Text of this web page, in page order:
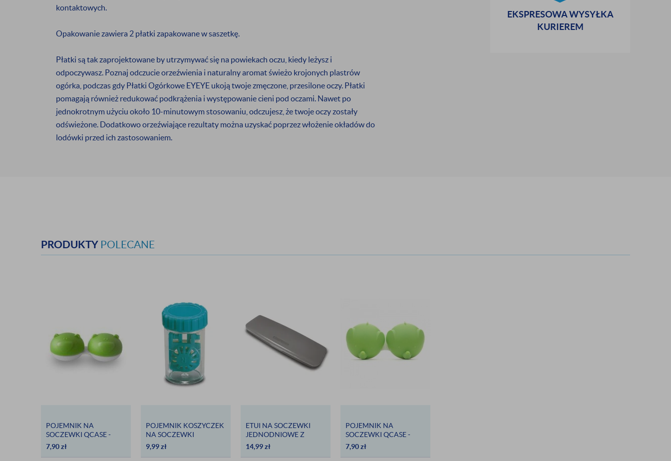
kontaktowych.
Opakowanie zawiera 2 płatki zapakowane w saszetkę.
Płatki są tak zaprojektowane by utrzymywać się na powiekach oczu, kiedy leżysz i
odpoczywasz. Poznaj odczucie orzeźwienia i naturalny aromat świeżo krojonych plastrów
ogórka, podczas gdy Płatki Ogórkowe EYEYE ukoją twoje zmęczone, przesilone oczy. Płatki
pomagają również redukować podkrążenia i występowanie cieni pod oczami. Nawet po
jednokrotnym użyciu około 10-minutowym stosowaniu, odczujesz, że twoje oczy zostały
odświeżone. Dodatkowo orzeźwiające rezultaty można uzyskać poprzez włożenie okładów do
lodówki przed ich zastosowaniem.
EKSPRESOWA WYSYŁKA
KURIEREM
PRODUKTY POLECANE
POJEMNIK NA
SOCZEWKI QCASE -
ZIELONY MIŚ
7,90zł
POJEMNIK KOSZYCZEK
NA SOCZEWKI
9,99zł
ETUI NA SOCZEWKI
JEDNODNIOWE Z
LUSTERKIEM - SZARE
14,99zł
POJEMNIK NA
SOCZEWKI QCASE -
ZIELONY SŁOŃ
7,90zł